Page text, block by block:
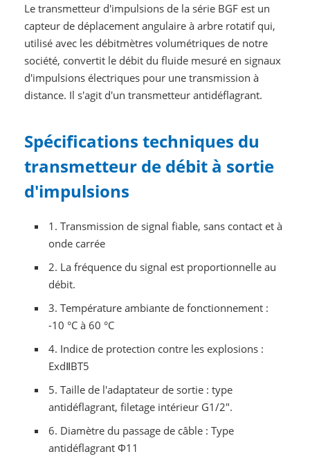
Le transmetteur d'impulsions de la série BGF est un
capteur de déplacement angulaire à arbre rotatif qui,
utilisé avec les débitmètres volumétriques de notre
société, convertit le débit du fluide mesuré en signaux
d'impulsions électriques pour une transmission à
distance. Il s'agit d'un transmetteur antidéflagrant.
Spécifications techniques du
transmetteur de débit à sortie
d'impulsions
1. Transmission de signal fiable, sans contact et à
onde carrée
2. La fréquence du signal est proportionnelle au
débit.
3. Température ambiante de fonctionnement :
-10 °C à 60 °C
4. Indice de protection contre les explosions :
ExdⅡBT5
5. Taille de l'adaptateur de sortie : type
antidéflagrant, filetage intérieur G1/2".
6. Diamètre du passage de câble : Type
antidéflagrant Φ11